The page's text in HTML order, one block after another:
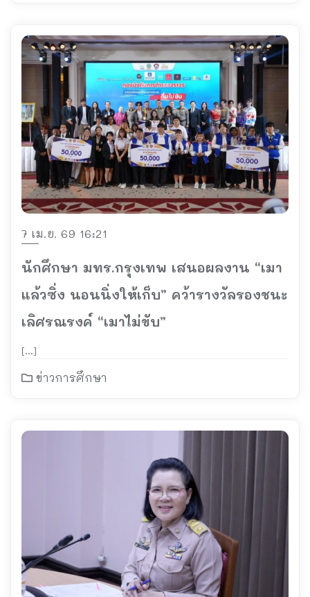
7 เม.ย. 69 16:21
นักศึกษา มทร.กรุงเทพ เสนอผลงาน “เมา
แล้วซิ่ง นอนนิ่งให้เก็บ” คว้ารางวัลรองชนะ
เลิศรณรงค์ “เมาไม่ขับ”
[…]
ข่าวการศึกษา